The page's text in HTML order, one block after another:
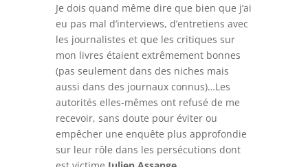
Je dois quand même dire que bien que j’ai
eu pas mal d’interviews, d’entretiens avec
les journalistes et que les critiques sur
mon livres étaient extrêmement bonnes
(pas seulement dans des niches mais
aussi dans des journaux connus)…Les
autorités elles-mêmes ont refusé de me
recevoir, sans doute pour éviter ou
empêcher une enquête plus approfondie
sur leur rôle dans les persécutions dont